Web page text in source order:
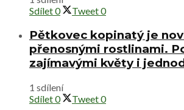
Sdílet0 Tweet0
Pětkovec kopinatý je
přenosnými rostlinami.
zajímavými květy i
1 sdílení
Sdílet0 Tweet0